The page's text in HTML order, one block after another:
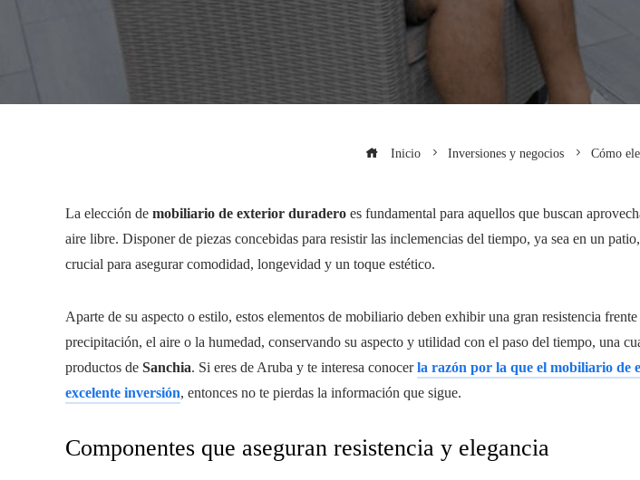
Inicio Inversiones y negocios Cómo
La elección de mobiliario de exterior duradero es fundamental para aquellos que buscan
aire libre. Disponer de piezas concebidas para resistir las inclemencias del tiempo, ya sea en un
crucial para asegurar comodidad, longevidad y un toque estético.
Aparte de su aspecto o estilo, estos elementos de mobiliario deben exhibir una gran resistencia
precipitación, el aire o la humedad, conservando su aspecto y utilidad con el paso del tiempo, una
productos de Sanchia. Si eres de Aruba y te interesa conocerla razón por la que el mobiliario de
excelente inversión, entonces no te pierdas la información que sigue.
Componentes que aseguran resistencia y elegancia